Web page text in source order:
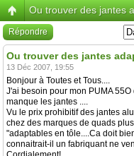
Ou trouver des jantes
Répondre
Ou trouver des jantes
13 Déc 2007, 19:55
Bonjour à Toutes et Tous....
J'ai besoin pour mon PUMA
manque les jantes ....
Vu le prix prohibitif des jantes
chez des marques de quads
"adaptables en tôle....Ca doit
connaitrait-il un fabriquant ne